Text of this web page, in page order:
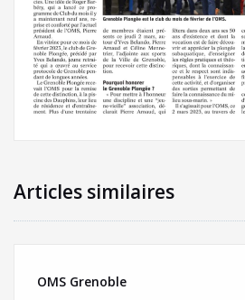
Articles similaires
OMS Grenoble